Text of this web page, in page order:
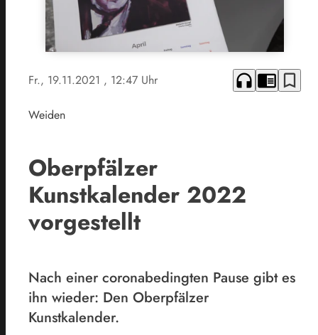
Fr., 19.11.2021 , 12:47 Uhr headphones chrome_reader_mode bookmark_border
Weiden
Oberpfälzer
Kunstkalender 2022
vorgestellt
Nach einer coronabedingten Pause gibt es
ihn wieder: Den Oberpfälzer
Kunstkalender.